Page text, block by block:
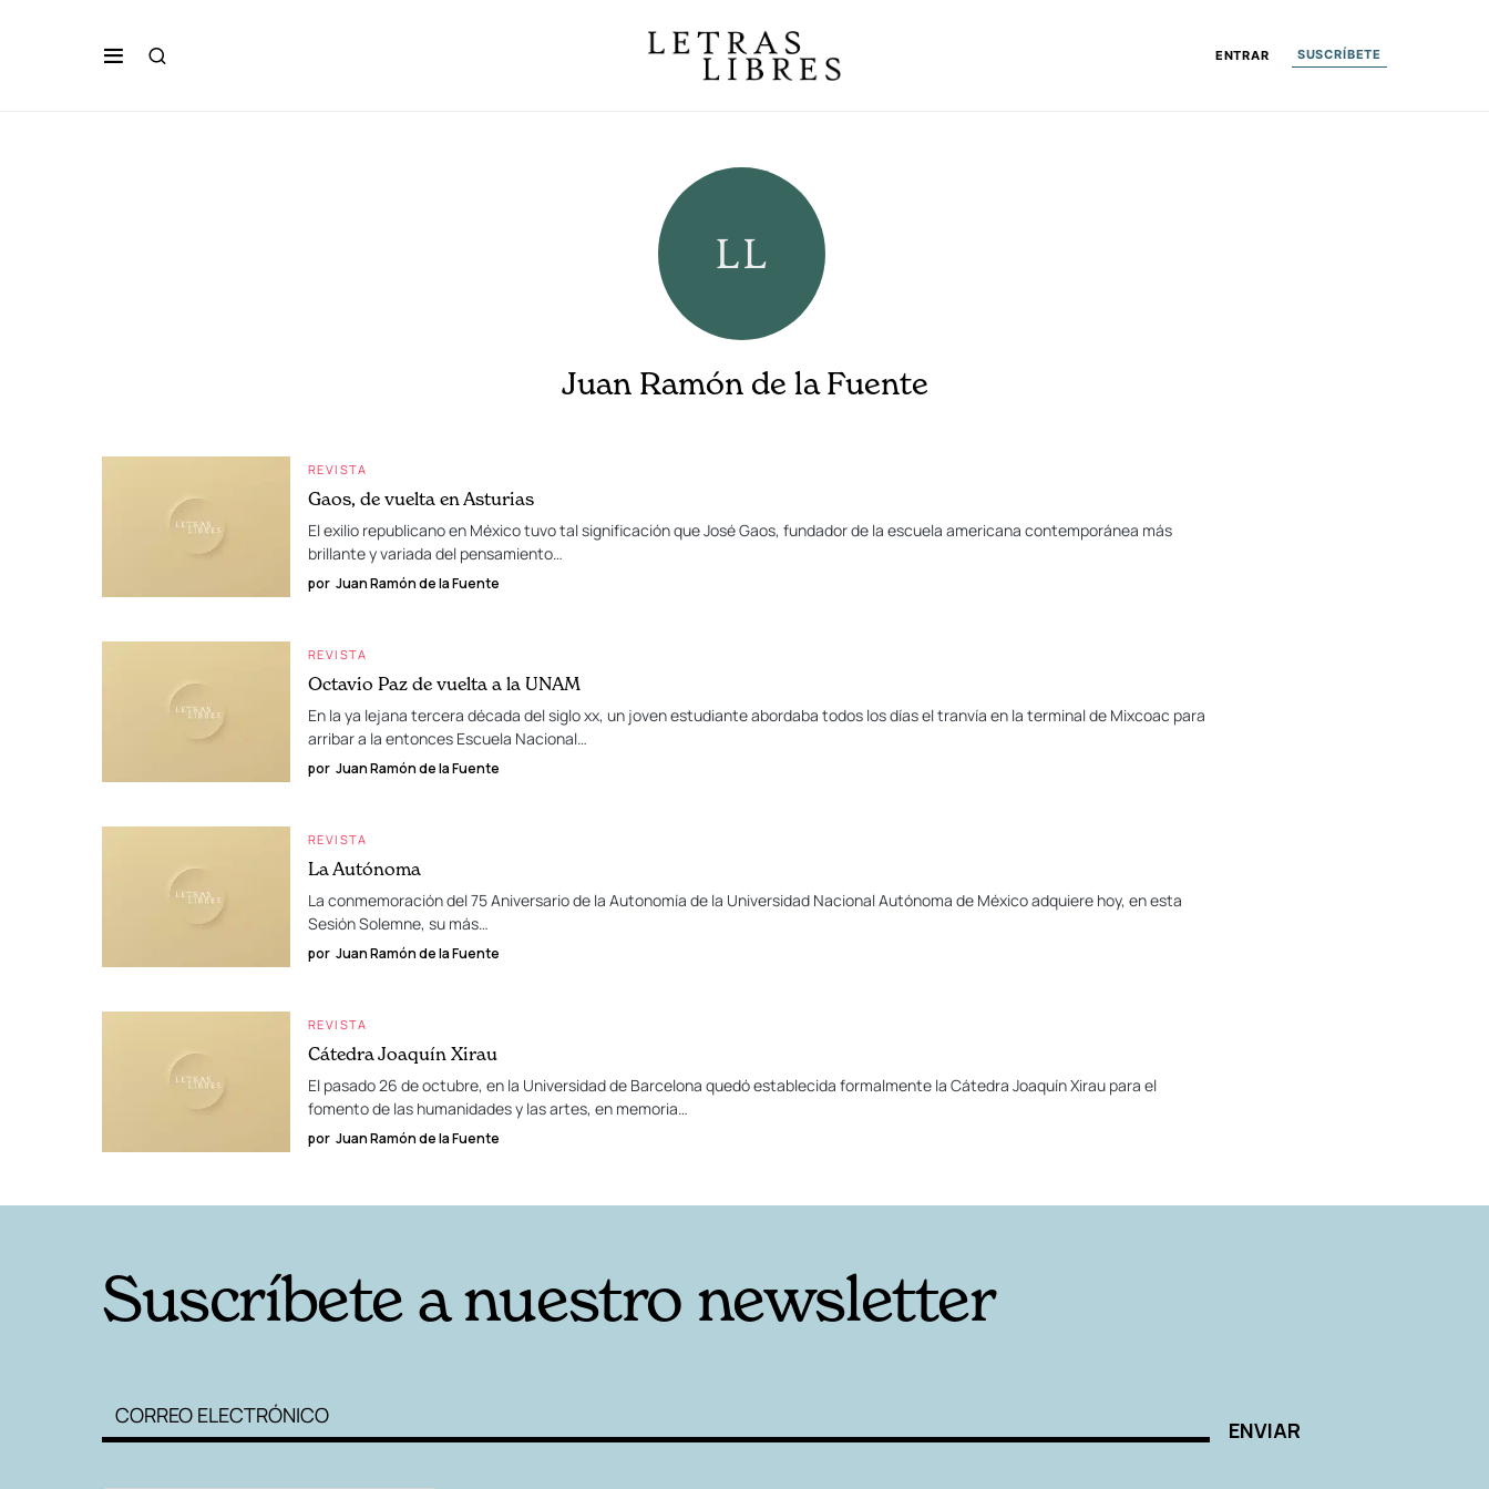
ENTRAR SUSCRÍBETE
Juan Ramón de la Fuente
REVISTA
Gaos, de vuelta en Asturias
El exilio republicano en México tuvo tal significación que José Gaos, fundador de la escuela americana contemporánea más
brillante y variada del pensamiento…
por Juan Ramón de la Fuente
REVISTA
Octavio Paz de vuelta a la UNAM
En la ya lejana tercera década del siglo xx, un joven estudiante abordaba todos los días el tranvía en la terminal de Mixcoac para
arribar a la entonces Escuela Nacional…
por Juan Ramón de la Fuente
REVISTA
La Autónoma
La conmemoración del 75 Aniversario de la Autonomía de la Universidad Nacional Autónoma de México adquiere hoy, en esta
Sesión Solemne, su más…
por Juan Ramón de la Fuente
REVISTA
Cátedra Joaquín Xirau
El pasado 26 de octubre, en la Universidad de Barcelona quedó establecida formalmente la Cátedra Joaquín Xirau para el
fomento de las humanidades y las artes, en memoria…
por Juan Ramón de la Fuente
Suscríbete a nuestro newsletter